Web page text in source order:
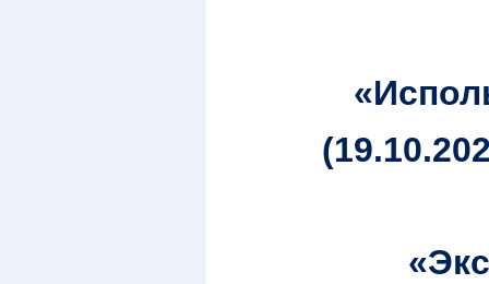
«
«